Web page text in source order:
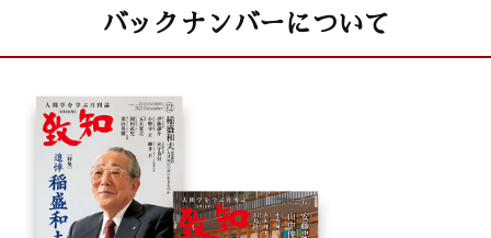
バックナンバーについて